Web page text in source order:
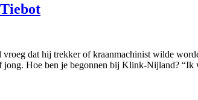
dat hij trekker of kraanmachinist wilde
jong. Hoe ben je begonnen bij Klink-Nijland?